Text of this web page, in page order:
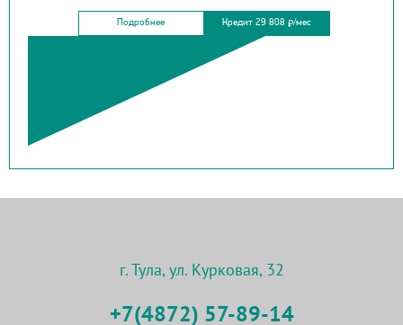
Подробнее Кредит 29 808 ₽/мес
г. Тула, ул. Курковая, 32
+7(4872) 57-89-14